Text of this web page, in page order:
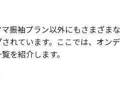
振袖プラン以外にもさまざまな
れています。ここでは、オンデ
を紹介します。